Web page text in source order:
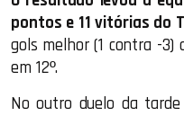
pontos e 11 vitórias do
gols melhor (1 contra -
em 12º.
No outro duelo da